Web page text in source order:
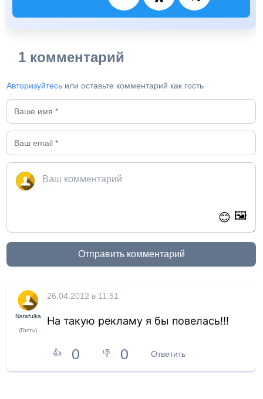
1 комментарий
Авторизуйтесь или оставьте комментарий как гость
😊 🖼️
Отправить комментарий
Natafulka
(Гость)
26.04.2012 в 11:51
На такую рекламу я бы повелась!!!
👍 0 👎 0 Ответить